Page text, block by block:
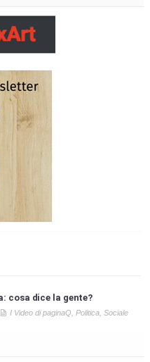
cosa dice la gente?
I Video di paginaQ Politica, Sociale